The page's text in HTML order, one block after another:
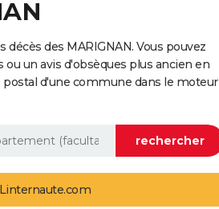
des MARIGNAN. Vous pouvez
un avis d'obsèques plus ancien en
d'une commune dans le moteur